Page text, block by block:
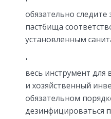
обязательно
пастбища
установленным
весь инструмент для
и хозяйственный
обязательном
дезинфицироваться